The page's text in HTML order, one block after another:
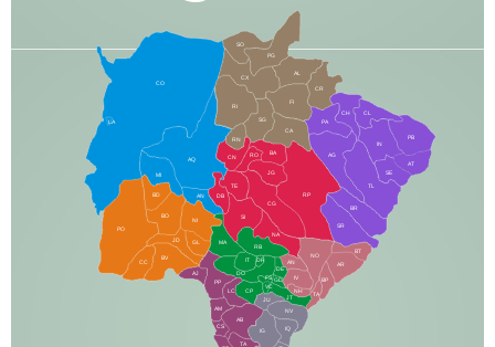
CO
AQ
MI
AN
CX
RI
AL
CR
FI
SG
BA
CA
PA
CH CL
PB
SE
TL
AG
BR
SR
BT
AR
RP
RO
JG
CG
SI
NA
TA
NH
JT
RB
MA
IT
DR
DO
CP
JU
NV
IQ
BD
BO
NI
JD
PO
BV
CC
PP
AJ
LC
AM
AB
DB
TE
CS
TA
IG
IN
NO
BP
RN
CN
GL
AN
IV
FS
VC
GD
DE
AT
PG
SO
LA